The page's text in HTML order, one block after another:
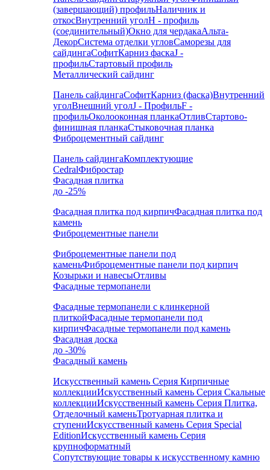
(завершающий) профильНаличник и
откосВнутренний уголH - профиль
(соединительный)Окно для чердакаАльта-
ДекорСистема отделки угловСаморезы для
сайдингаСофитКарниз фаскаJ -
профильСтартовый профиль
Металлический сайдинг
Панель сайдингаСофитКарниз (фаска)Внутренний
уголВнешний уголJ - ПрофильF -
профильОколооконная планкаОтливСтартово-
финишная планкаСтыковочная планка
Фиброцементный сайдинг
Панель сайдингаКомплектующие
CedralФибростар
Фасадная плитка
до -25%
Фасадная плитка под кирпичФасадная плитка под
камень
Фиброцементные панели
Фиброцементные панели под
каменьФиброцементные панели под кирпич
Козырьки и навесыОтливы
Фасадные термопанели
Фасадные термопанели с клинкерной
плиткойФасадные термопанели под
кирпичФасадные термопанели под камень
Фасадная доска
до -30%
Фасадный камень
Искусственный камень Серия Кирпичные
коллекцииИскусственный камень Серия Скальные
коллекцииИскусственный камень Серия Плитка,
Отделочный каменьТротуарная плитка и
ступениИскусственный камень Серия Special
EditionИскусственный камень Серия
крупноформатный
Сопутствующие товары к искусственному камню